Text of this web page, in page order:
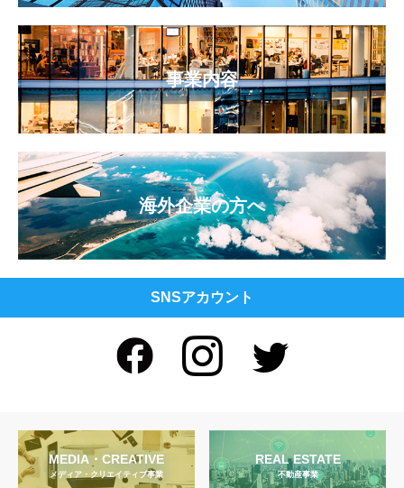
事業内容
海外企業の方へ
SNSアカウント
MEDIA・CREATIVE
メディア・クリエイティブ事業
REAL ESTATE
不動産事業